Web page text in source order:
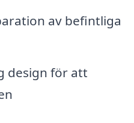
av befintliga
design för att